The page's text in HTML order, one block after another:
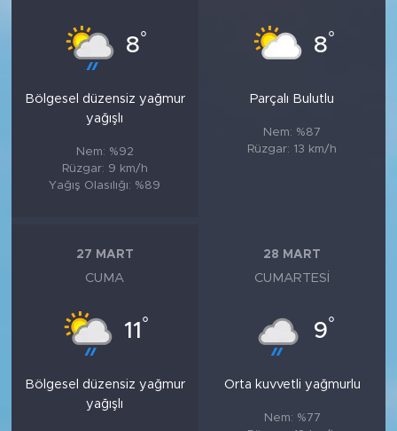
8°
Bölgesel düzensiz yağmur
yağışlı
Nem: %92
Rüzgar: 9 km/h
Yağış Olasılığı: %89
8°
Parçalı Bulutlu
Nem: %87
Rüzgar: 13 km/h
27 MART
CUMA
11 °
Bölgesel düzensiz yağmur
yağışlı
28 MART
CUMARTESI
9°
Orta kuvvetli yağmurlu
Nem: %77